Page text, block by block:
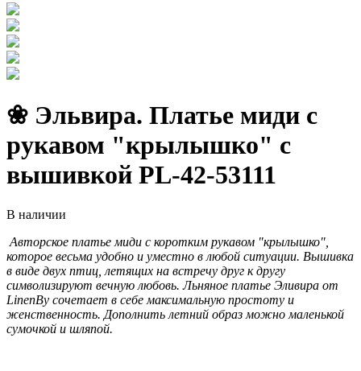
❀ Эльвира. Платье миди с
рукавом "крылышко" с
вышивкой PL-42-53111
В наличии
Авторское платье миди с коротким рукавом "крылышко",
которое весьма удобно и уместно в любой ситуации. Вышивка
в виде двух птиц, летящих на встречу друг к другу
символизируют вечную любовь. Льняное платье Эливира от
LinenBy сочетает в себе максимальную простоту и
женственность. Дополнить летний образ можно маленькой
сумочкой и шляпой.